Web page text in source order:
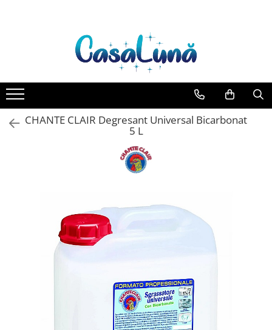
Toate Produsele
Gamma D'ORO Odorizant Cu
Betisoare 120 ml
EYFEL
EYFEL Odorizant Auto 10 ml
LORIS Odorizant cu Betisoare 120
Detergent Rufe
CHANTE CLAIR Degresant Universal Bicarbonat
5 L